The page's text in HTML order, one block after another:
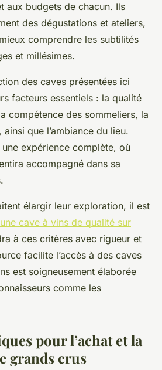
aux budgets de chacun. Ils
des dégustations et ateliers,
comprendre les subtilités
et millésimes.
des caves présentées ici
facteurs essentiels : la qualité
compétence des sommeliers, la
que l’ambiance du lieu.
une expérience complète, où
accompagné dans sa
élargir leur exploration, il est
cave à vins de qualité sur
à ces critères avec rigueur et
facilite l’accès à des caves
est soigneusement élaborée
comme les
pour l’achat et la
grands crus